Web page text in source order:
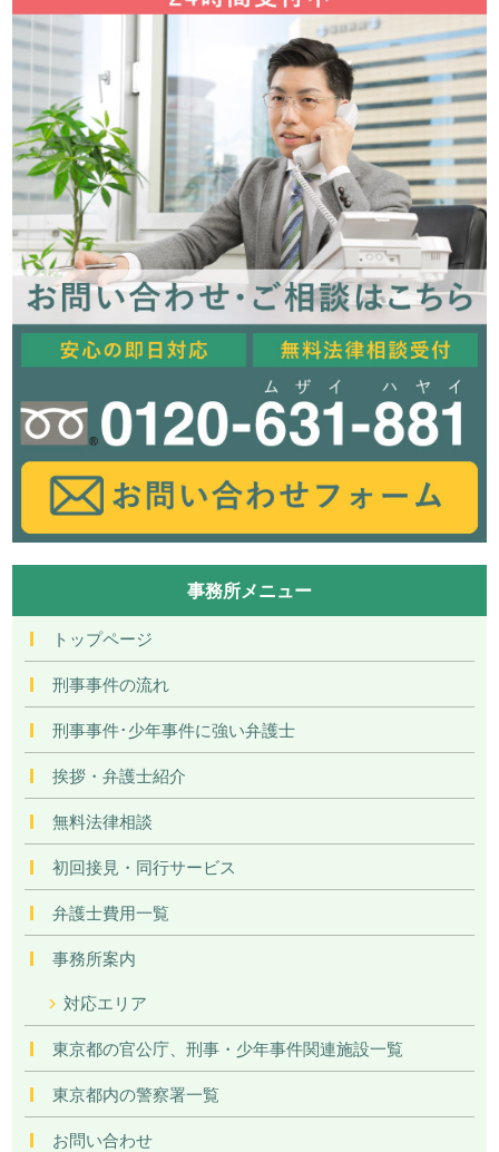
事務所メニュー
トップページ
刑事事件の流れ
刑事事件･少年事件に強い弁護士
挨拶・弁護士紹介
無料法律相談
初回接見・同行サービス
弁護士費用一覧
事務所案内
対応エリア
東京都の官公庁、刑事・少年事件関連施設一覧
東京都内の警察署一覧
お問い合わせ